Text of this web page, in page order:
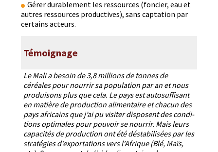
Gér­er durable­ment les ressources (fonci­er, eau et
autres ressources pro­duc­tives), sans cap­ta­tion par
cer­tains acteurs.
Témoignage
Le Mali a besoin de 3,8 mil­lions de tonnes de
céréales pour nour­rir sa pop­u­la­tion par an et nous
pro­duisons plus que cela. Le pays est auto­suff­isant
en matière de pro­duc­tion ali­men­taire et cha­cun des
pays africains que j’ai pu vis­iter dis­posent des con­di­
tions opti­males pour pou­voir se nour­rir. Mais leurs
capac­ités de pro­duc­tion ont été désta­bil­isées par les
straté­gies d’exportations vers l’Afrique (Blé, Maïs,